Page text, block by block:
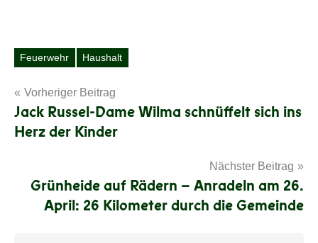
Schlagwörter
Feuerwehr Haushalt
Beitragsnavigation
Vorheriger Beitrag
Jack Russel-Dame Wilma schnüffelt sich ins
Herz der Kinder
Nächster Beitrag
Grünheide auf Rädern – Anradeln am 26.
April: 26 Kilometer durch die Gemeinde